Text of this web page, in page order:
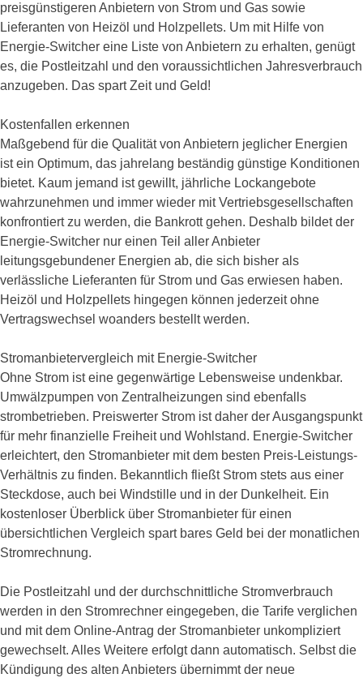
preisgünstigeren Anbietern von Strom und Gas sowie
Lieferanten von Heizöl und Holzpellets. Um mit Hilfe von
Energie-Switcher eine Liste von Anbietern zu erhalten, genügt
es, die Postleitzahl und den voraussichtlichen Jahresverbrauch
anzugeben. Das spart Zeit und Geld!
Kostenfallen erkennen
Maßgebend für die Qualität von Anbietern jeglicher Energien
ist ein Optimum, das jahrelang beständig günstige Konditionen
bietet. Kaum jemand ist gewillt, jährliche Lockangebote
wahrzunehmen und immer wieder mit Vertriebsgesellschaften
konfrontiert zu werden, die Bankrott gehen. Deshalb bildet der
Energie-Switcher nur einen Teil aller Anbieter
leitungsgebundener Energien ab, die sich bisher als
verlässliche Lieferanten für Strom und Gas erwiesen haben.
Heizöl und Holzpellets hingegen können jederzeit ohne
Vertragswechsel woanders bestellt werden.
Stromanbietervergleich mit Energie-Switcher
Ohne Strom ist eine gegenwärtige Lebensweise undenkbar.
Umwälzpumpen von Zentralheizungen sind ebenfalls
strombetrieben. Preiswerter Strom ist daher der Ausgangspunkt
für mehr finanzielle Freiheit und Wohlstand. Energie-Switcher
erleichtert, den Stromanbieter mit dem besten Preis-Leistungs-
Verhältnis zu finden. Bekanntlich fließt Strom stets aus einer
Steckdose, auch bei Windstille und in der Dunkelheit. Ein
kostenloser Überblick über Stromanbieter für einen
übersichtlichen Vergleich spart bares Geld bei der monatlichen
Stromrechnung.
Die Postleitzahl und der durchschnittliche Stromverbrauch
werden in den Stromrechner eingegeben, die Tarife verglichen
und mit dem Online-Antrag der Stromanbieter unkompliziert
gewechselt. Alles Weitere erfolgt dann automatisch. Selbst die
Kündigung des alten Anbieters übernimmt der neue